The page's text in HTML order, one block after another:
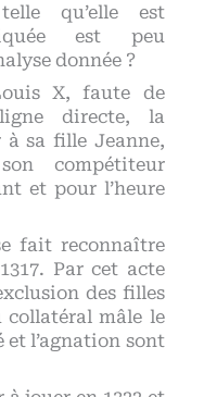
qu’elle est
est peu
donnée ?
X, faute de
directe, la
à sa fille Jeanne,
compétiteur
et pour l’heure
fait reconnaître
Par cet acte
des filles
collatéral mâle le
l’agnation sont